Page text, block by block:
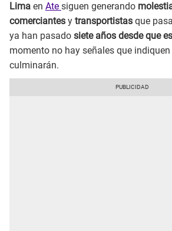
Lima en Ate siguen generando
comerciantes y transportistas que
ya han pasado siete años desde que
momento no hay señales que
culminarán.